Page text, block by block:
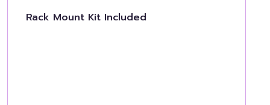
Rack Mount Kit Included